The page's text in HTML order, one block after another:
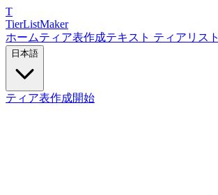
T
TierListMaker
ホームティア表作成テキスト ティアリスト
日本語
ティア表作成開始